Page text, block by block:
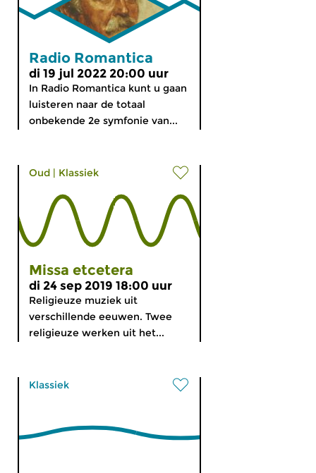
Radio Romantica
di 19 jul 2022 20:00 uur
In Radio Romantica kunt u gaan
luisteren naar de totaal
onbekende 2e symfonie van...
Oud | Klassiek
Missa etcetera
di 24 sep 2019 18:00 uur
Religieuze muziek uit
verschillende eeuwen. Twee
religieuze werken uit het...
Klassiek